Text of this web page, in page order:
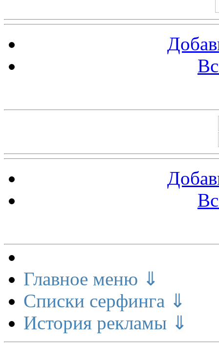
Главное меню ⇓
Списки серфинга ⇓
История рекламы ⇓